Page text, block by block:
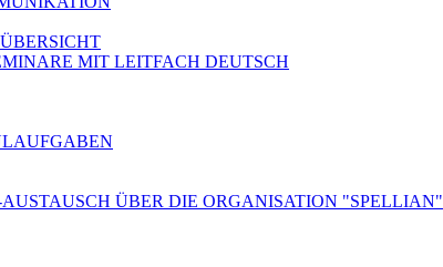
MIT LEITFACH DEUTSCH
ÜBER DIE ORGANISATION "SPELLIAN"